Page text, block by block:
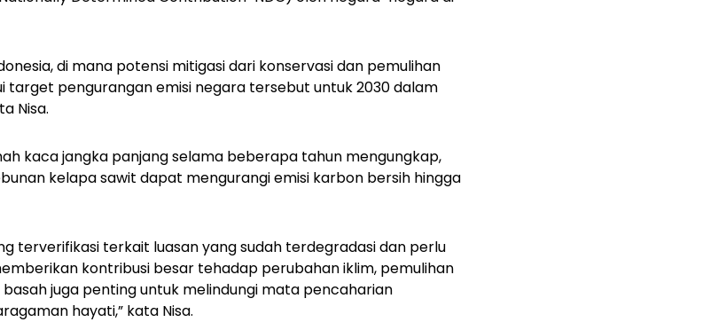
di mana potensi mitigasi dari konservasi dan pemulihan
target pengurangan emisi negara tersebut untuk 2030 dalam
Nisa.
kaca jangka panjang selama beberapa tahun mengungkap,
kelapa sawit dapat mengurangi emisi karbon bersih hingga
terverifikasi terkait luasan yang sudah terdegradasi dan perlu
kontribusi besar tehadap perubahan iklim, pemulihan
juga penting untuk melindungi mata pencaharian
hayati,” kata Nisa.